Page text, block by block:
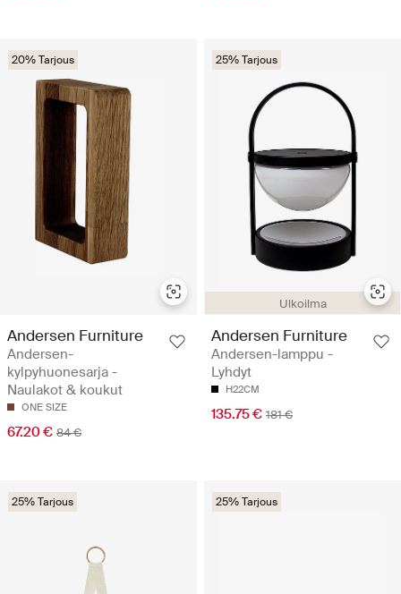
20% Tarjous
Andersen Furniture
Andersen-
kylpyhuonesarja -
Naulakot & koukut
ONE SIZE
67.20 € 84 €
Ulkoilma
25% Tarjous
Andersen Furniture
Andersen-lamppu -
Lyhdyt
H22CM
135.75 € 181 €
25% Tarjous 25% Tarjous